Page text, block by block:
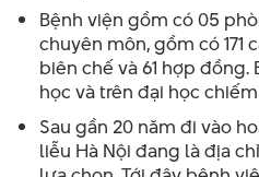
Bệnh viện gồm có 05
chuyên môn, gồm có 171
biên chế và 61 hợp đồng.
học và trên đại học chiếm
Sau gần 20 năm đi vào
liễu Hà Nội đang là địa